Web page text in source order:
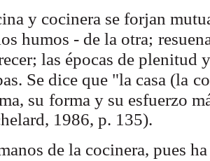
y cocinera se forjan
humos - de la otra;
las épocas de plenitud
Se dice que "la casa (la
su forma y su esfuerzo
1986, p. 135).
de la cocinera, pues